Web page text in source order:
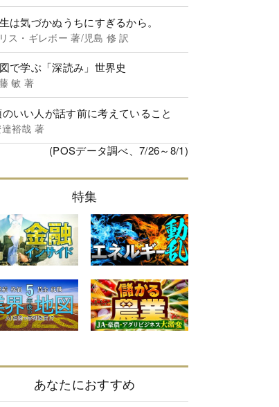
は気づかぬうちにすぎるから。
ス・ギレボー 著/児島 修 訳
で学ぶ「深読み」世界史
敏 著
いい人が話す前に考えていること
裕哉 著
(POSデータ調べ、7/26～8/1)
特集
あなたにおすすめ